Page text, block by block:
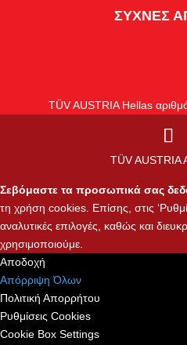
ΣΥΧΝΕΣ
TÜV AUSTRIA Hellas
TÜV AUSTRIA
Σεβόμαστε τα προσωπικά σας
τη χρήση cookies. Επίσης, στις
αναλυτικές επιλογές, καθώς και
χρησιμοποιούμε.
Αποδοχή
Απόρριψη Όλων
Πολιτική Απορρήτου
Ρυθμίσεις Cookies
Cookie Box Settings